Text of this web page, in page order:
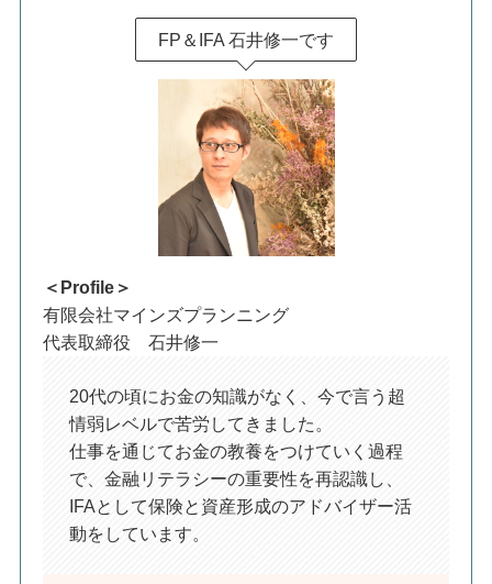
FP＆IFA 石井修一です
＜Profile＞
有限会社マインズプランニング
代表取締役 石井修一
20代の頃にお金の知識がなく、今で言う超
情弱レベルで苦労してきました。
仕事を通じてお金の教養をつけていく過程
で、金融リテラシーの重要性を再認識し、
IFAとして保険と資産形成のアドバイザー活
動をしています。